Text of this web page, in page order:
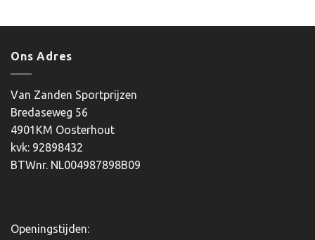
Ons Adres
Van Zanden Sportprijzen
Bredaseweg 56
4901KM Oosterhout
kvk: 92898432
BTWnr. NL004987898B09
Openingstijden: